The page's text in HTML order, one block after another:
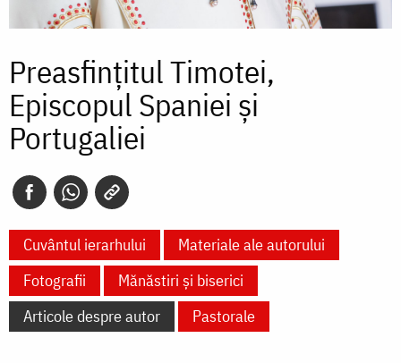
Preasfințitul Timotei,
Episcopul Spaniei și
Portugaliei
Cuvântul ierarhului
Materiale ale autorului
Fotografii
Mănăstiri și biserici
Articole despre autor
Pastorale